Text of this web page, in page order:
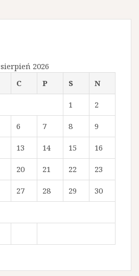
sierpień 2026
C P S N
1 2
6 7 8 9
13 14 15 16
20 21 22 23
27 28 29 30